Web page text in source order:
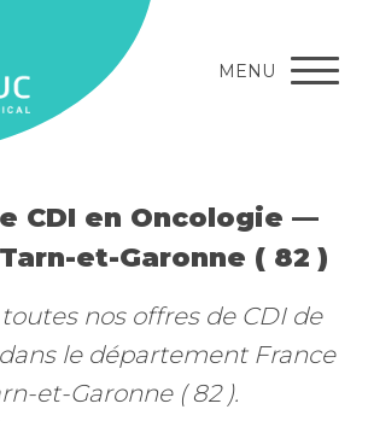
MENU
CDI en Oncologie —
et-Garonne ( 82 )
nos offres de CDI de
le département France
et-Garonne ( 82 ).